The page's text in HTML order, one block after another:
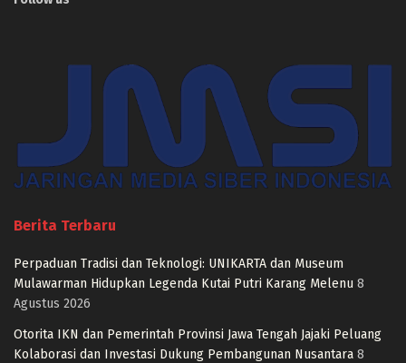
Berita Terbaru
Perpaduan Tradisi dan Teknologi: UNIKARTA dan Museum
Mulawarman Hidupkan Legenda Kutai Putri Karang Melenu 8
Agustus 2026
Otorita IKN dan Pemerintah Provinsi Jawa Tengah Jajaki Peluang
Kolaborasi dan Investasi Dukung Pembangunan Nusantara 8